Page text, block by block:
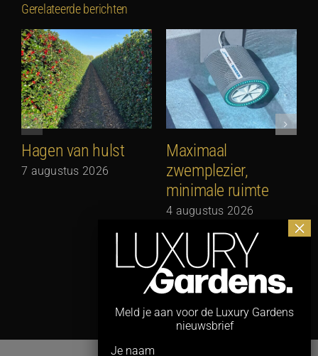
Gerelateerde berichten
Hagen van hulst
7 augustus 2026
Maximaal
zwemplezier,
minimale ruimte
4 augustus 2026
Meld je aan voor de Luxury Gardens
nieuwsbrief
Je naam